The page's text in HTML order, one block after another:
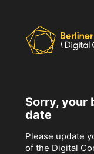
Sorry, your
date
Please update
of the Digital